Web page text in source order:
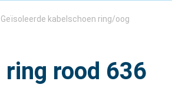
Geïsoleerde kabelschoen ring/oog
rood 636